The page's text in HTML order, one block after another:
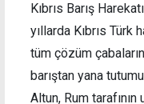
Kıbrıs Barış
yıllarda Kıbrıs Türk
tüm çözüm
barıştan yana
Altun, Rum tarafının